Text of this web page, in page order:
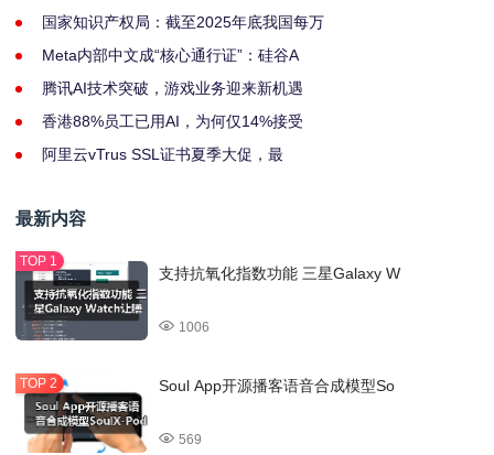
国家知识产权局：截至2025年底我国每万
Meta内部中文成“核心通行证”：硅谷A
腾讯AI技术突破，游戏业务迎来新机遇
香港88%员工已用AI，为何仅14%接受
阿里云vTrus SSL证书夏季大促，最
最新内容
支持抗氧化指数功能 三星Galaxy W
1006
Soul App开源播客语音合成模型So
569